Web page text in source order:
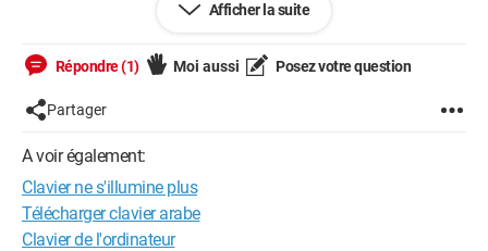
Windows / Edge 125.0.0.0 Afficher la suite
Répondre (1) Moi aussi Posez votre question
Partager
A voir également:
Clavier ne s'illumine plus
Télécharger clavier arabe
Clavier de l'ordinateur